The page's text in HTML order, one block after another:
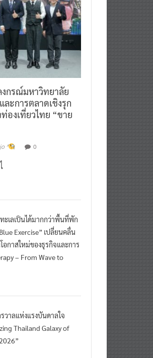
กรณ์มหาวิทยาลัย
ะการตลาดเชิงรุก
องเที่ยวไทย “ขาย
^ 0
ทะเลเป็นได้มากกว่าพื้นที่พัก
Exercise” เปลี่ยนคลื่น
อกาสใหม่ของธุรกิจและการ
– From Wave to
วาลแห่งแรงบันดาลใจ
Thailand Galaxy of